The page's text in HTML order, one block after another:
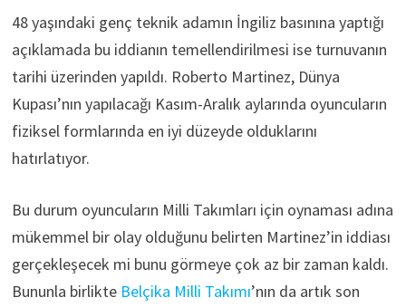
48 yaşındaki genç teknik adamın İngiliz basınına yaptığı
açıklamada bu iddianın temellendirilmesi ise turnuvanın
tarihi üzerinden yapıldı. Roberto Martinez, Dünya
Kupası’nın yapılacağı Kasım-Aralık aylarında oyuncuların
fiziksel formlarında en iyi düzeyde olduklarını
hatırlatıyor.
Bu durum oyuncuların Milli Takımları için oynaması adına
mükemmel bir olay olduğunu belirten Martinez’in iddiası
gerçekleşecek mi bunu görmeye çok az bir zaman kaldı.
Bununla birlikte Belçika Milli Takımı’nın da artık son